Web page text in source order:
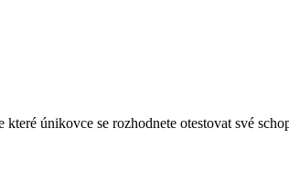
únikovce se rozhodnete otestovat své